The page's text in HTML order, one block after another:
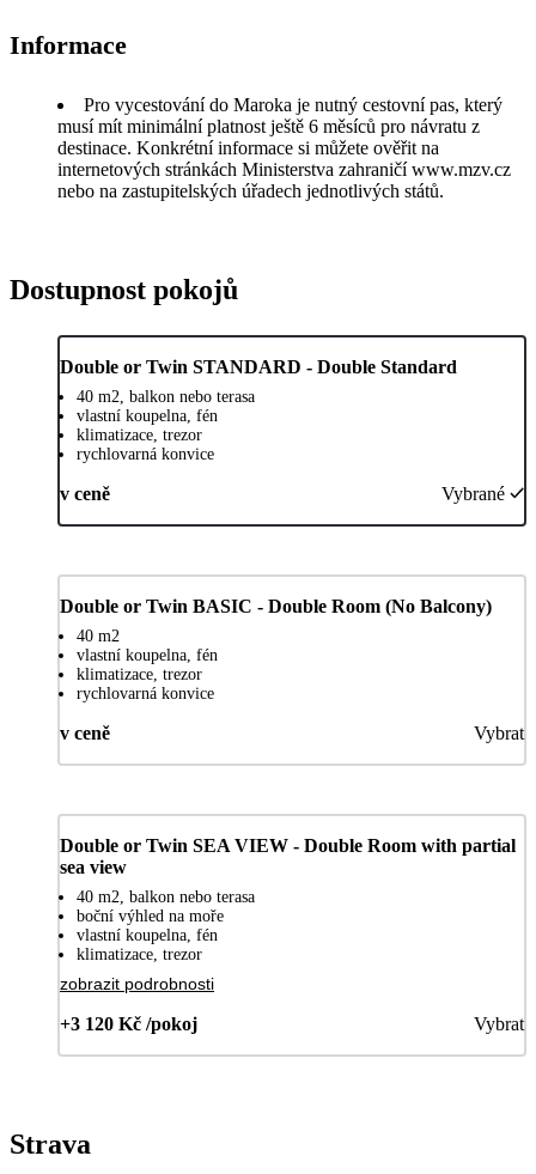
Informace
Pro vycestování do Maroka je nutný cestovní pas, který
musí mít minimální platnost ještě 6 měsíců pro návratu z
destinace. Konkrétní informace si můžete ověřit na
internetových stránkách Ministerstva zahraničí www.mzv.cz
nebo na zastupitelských úřadech jednotlivých států.
Dostupnost pokojů
Double or Twin STANDARD - Double Standard
40 m2, balkon nebo terasa
vlastní koupelna, fén
klimatizace, trezor
rychlovarná konvice
v ceně Vybrané
Double or Twin BASIC - Double Room (No Balcony)
40 m2
vlastní koupelna, fén
klimatizace, trezor
rychlovarná konvice
v ceně Vybrat
Double or Twin SEA VIEW - Double Room with partial
sea view
40 m2, balkon nebo terasa
boční výhled na moře
vlastní koupelna, fén
klimatizace, trezor
zobrazit podrobnosti
+3 120 Kč /pokoj Vybrat
Strava